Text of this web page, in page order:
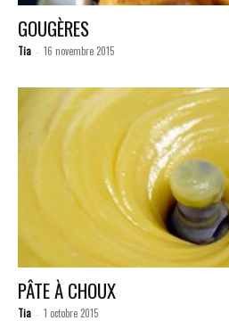
GOUGÈRES
Tia - 16 novembre 2015
PÂTE À CHOUX
Tia - 1 octobre 2015